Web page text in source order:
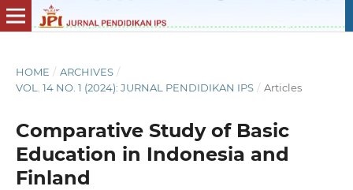
HOME / ARCHIVES /
VOL. 14 NO. 1 (2024): JURNAL PENDIDIKAN IPS / Articles
Comparative Study of Basic
Education in Indonesia and
Finland